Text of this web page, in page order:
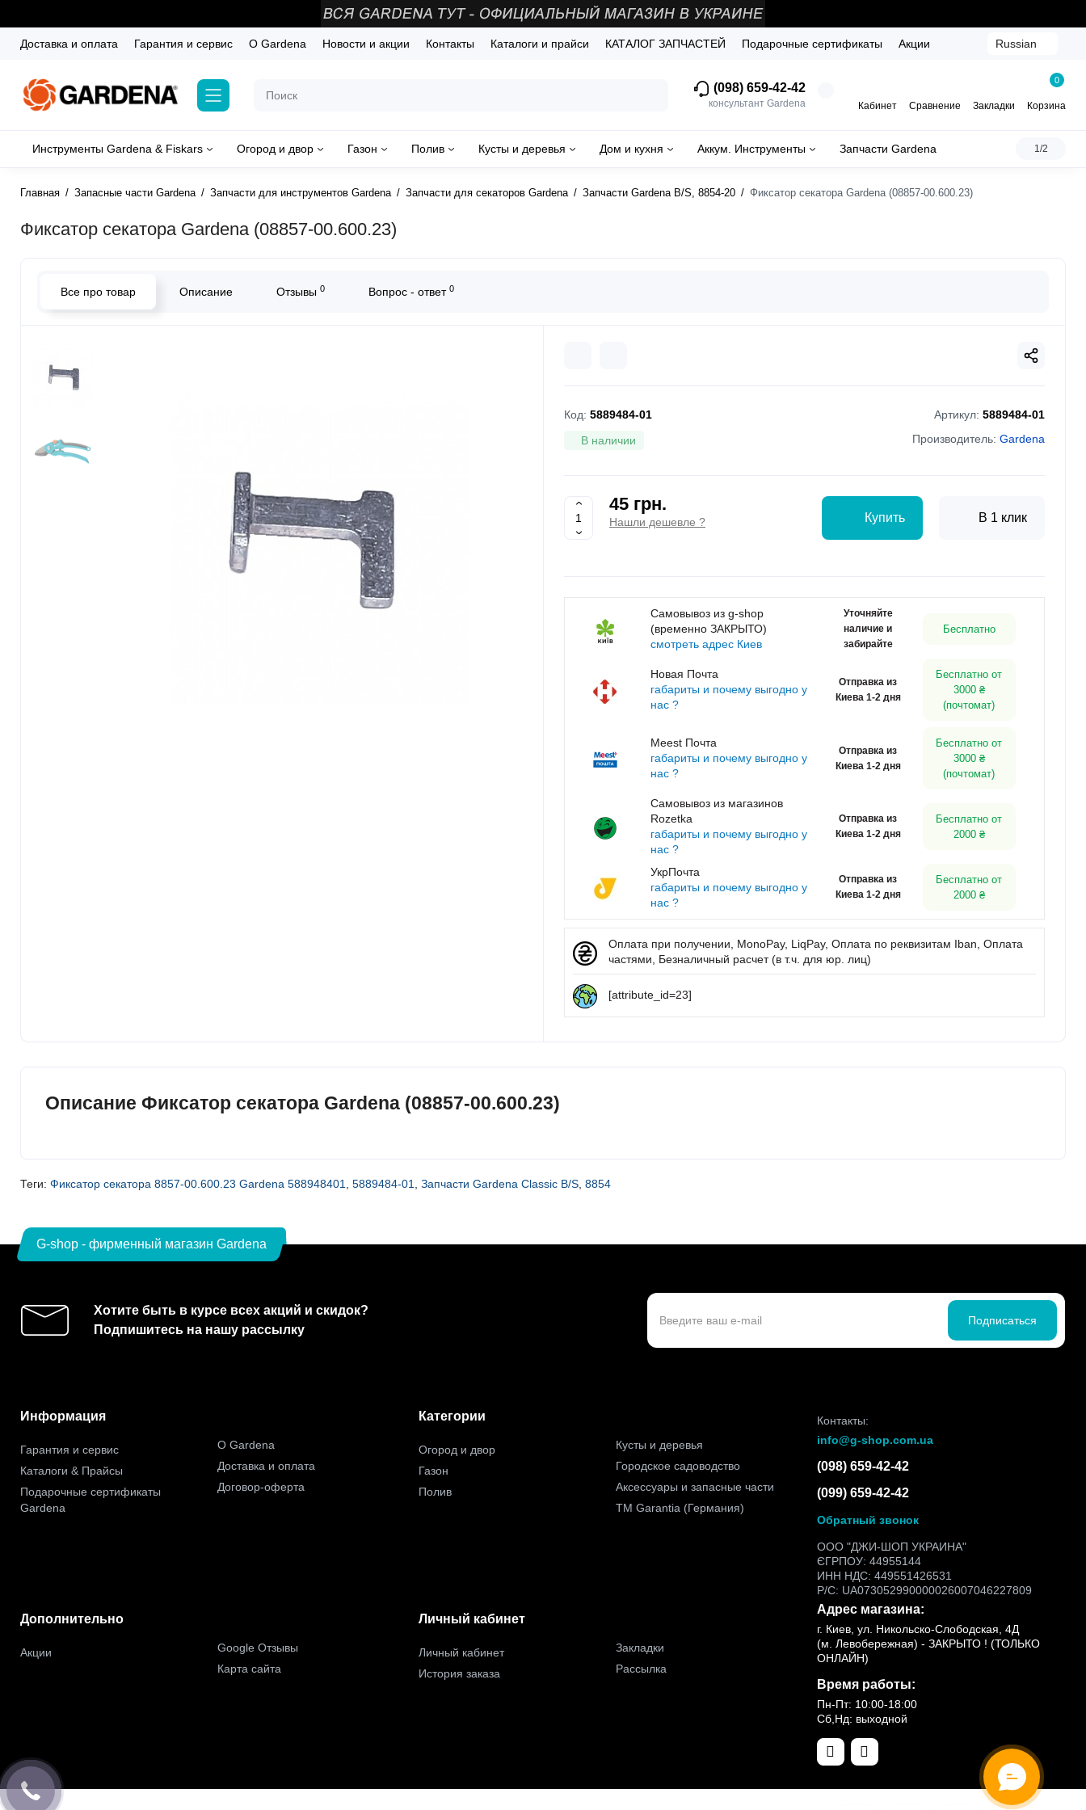
Доставка и оплата Гарантия и сервис О Gardena Новости и акции Контакты Каталоги и прайси КАТАЛОГ ЗАПЧАСТЕЙ Подарочные сертификаты Акции Russian
(098) 659-42-42
консультант Gardena Кабинет Сравнение Закладки
0
Корзина
Инструменты Gardena & Fiskars Огород и двор Газон Полив Кусты и деревья Дом и кухня Аккум. Инструменты Запчасти Gardena 1/2
Главная Запасные части Gardena Запчасти для инструментов Gardena Запчасти для секаторов Gardena Запчасти Gardena B/S, 8854-20 Фиксатор секатора Gardena (08857-00.600.23)
Фиксатор секатора Gardena (08857-00.600.23)
Все про товар Описание Отзывы 0 Вопрос - ответ 0
Код: 5889484-01 Артикул: 5889484-01
Производитель: Gardena
В наличии
45 грн.
Нашли дешевле ? Купить В 1 клик
Самовывоз из g-shop
(временно ЗАКРЫТО)
смотреть адрес Киев
Уточняйте
наличие и
забирайте
Бесплатно
Новая Почта
габариты и почему выгодно у
нас ?
Отправка из
Киева 1-2 дня
Бесплатно от
3000 ₴
(почтомат)
Meest Почта
габариты и почему выгодно у
нас ?
Отправка из
Киева 1-2 дня
Бесплатно от
3000 ₴
(почтомат)
Самовывоз из магазинов
Rozetka
габариты и почему выгодно у
нас ?
Отправка из
Киева 1-2 дня
Бесплатно от
2000 ₴
УкрПочта
габариты и почему выгодно у
нас ?
Отправка из
Киева 1-2 дня
Бесплатно от
2000 ₴
Оплата при получении, MonoPay, LiqPay, Оплата по реквизитам Iban, Оплата
частями, Безналичный расчет (в т.ч. для юр. лиц)
[attribute_id=23]
Описание Фиксатор секатора Gardena (08857-00.600.23)
Теги: Фиксатор секатора 8857-00.600.23 Gardena 588948401, 5889484-01, Запчасти Gardena Classic B/S, 8854
G-shop - фирменный магазин Gardena
Хотите быть в курсе всех акций и скидок?
Подпишитесь на нашу рассылку
Подписаться
Информация
Гарантия и сервис
Каталоги & Прайсы
Подарочные сертификаты
Gardena
О Gardena
Доставка и оплата
Договор-оферта
Категории
Огород и двор
Газон
Полив
Кусты и деревья
Городское садоводство
Аксессуары и запасные части
TM Garantia (Германия)
Дополнительно
Акции
Google Отзывы
Карта сайта
Личный кабинет
Личный кабинет
История заказа
Закладки
Рассылка
Контакты:
info@g-shop.com.ua
(098) 659-42-42
(099) 659-42-42
Обратный звонок
ООО "ДЖИ-ШОП УКРАИНА"
ЄГРПОУ: 44955144
ИНН НДС: 449551426531
Р/С: UA073052990000026007046227809
Адрес магазина:
г. Киев, ул. Никольско-Слободская, 4Д
(м. Левобережная) - ЗАКРЫТО ! (ТОЛЬКО
ОНЛАЙН)
Время работы:
Пн-Пт: 10:00-18:00
Сб,Нд: выходной